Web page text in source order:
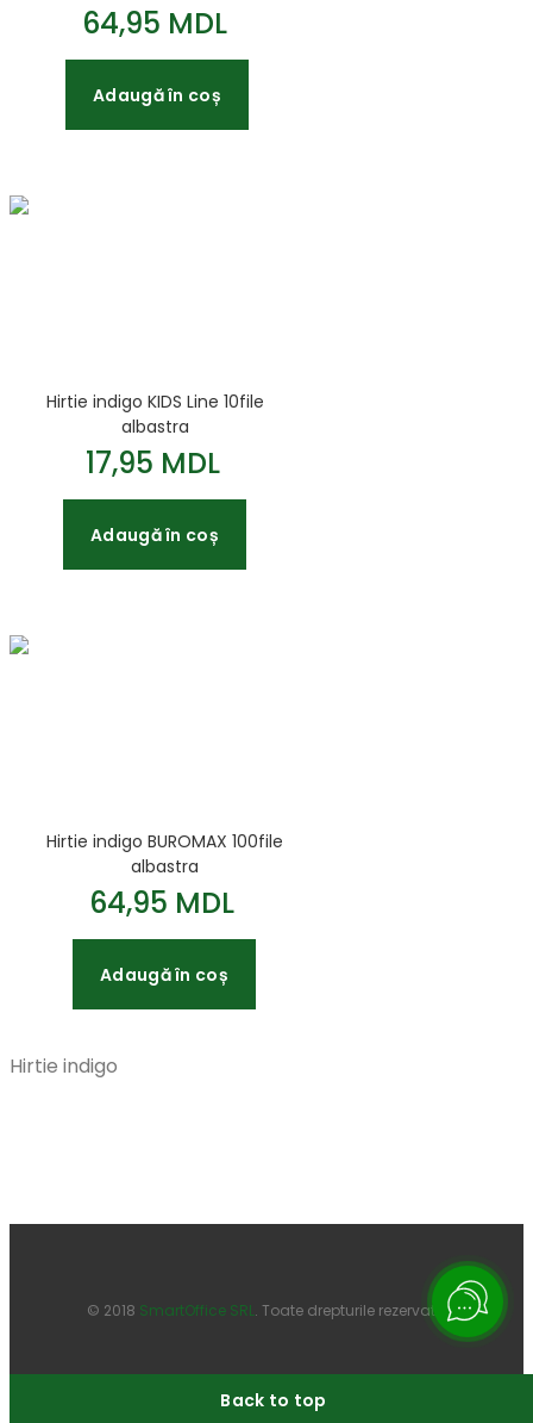
64,95 MDL
Adaugă în coș
Hirtie indigo KIDS Line 10file
albastra
17,95 MDL
Adaugă în coș
Hirtie indigo BUROMAX 100file
albastra
64,95 MDL
Adaugă în coș
Hirtie indigo
© 2018 SmartOffice SRL. Toate drepturile rezervate.
Back to top